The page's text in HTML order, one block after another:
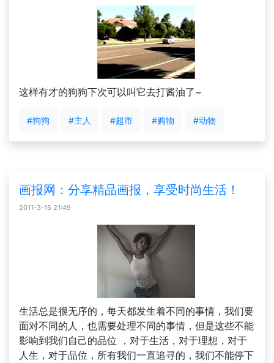
这样有才的狗狗下次可以叫它去打酱油了~
#狗狗 #主人 #超市 #购物 #动物
画报网：分享精品画报，享受时尚生活！
2011-3-15 21:49
生活总是很无序的，每天都发生着不同的事情，我们要
面对不同的人，也需要处理不同的事情，但是这些不能
影响到我们自己的品位 ，对于生活，对于理想，对于
人生，对于品位，所有我们一直追寻的，我们不能停下